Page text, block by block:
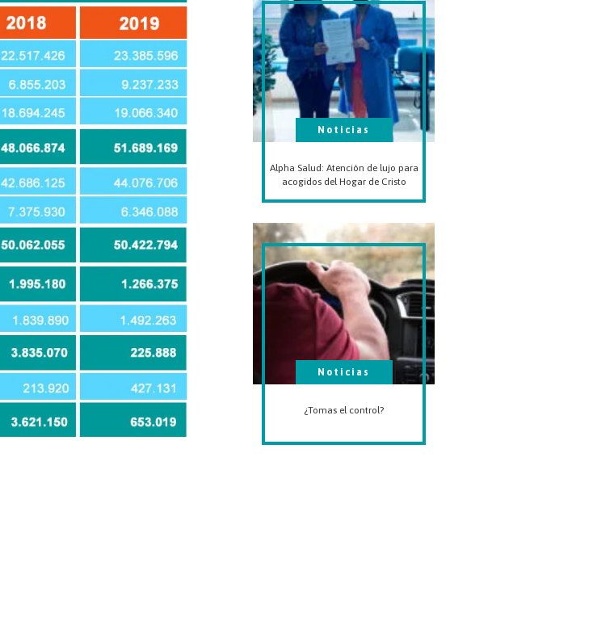
Alpha Salud: Atención de lujo para
acogidos del Hogar de Cristo
Noticias
¿Tomas el control?
Noticias